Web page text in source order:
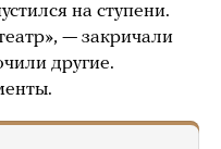
на ступени.
— закричали
другие.